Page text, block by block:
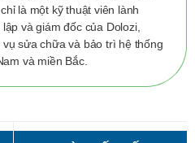
là một kỹ thuật viên lành
và giám đốc của Dolozi,
sửa chữa và bảo trì hệ thống
và miền Bắc.